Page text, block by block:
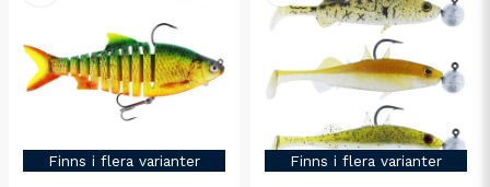
Finns i flera varianter Finns i flera varianter